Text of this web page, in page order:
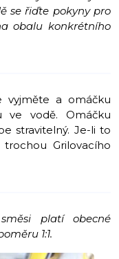
se řiďte pokyny pro
obalu konkrétního
vyjměte a omáčku
ve vodě. Omáčku
stravitelný. Je-li to
Grilovacího
platí obecné
1:1.